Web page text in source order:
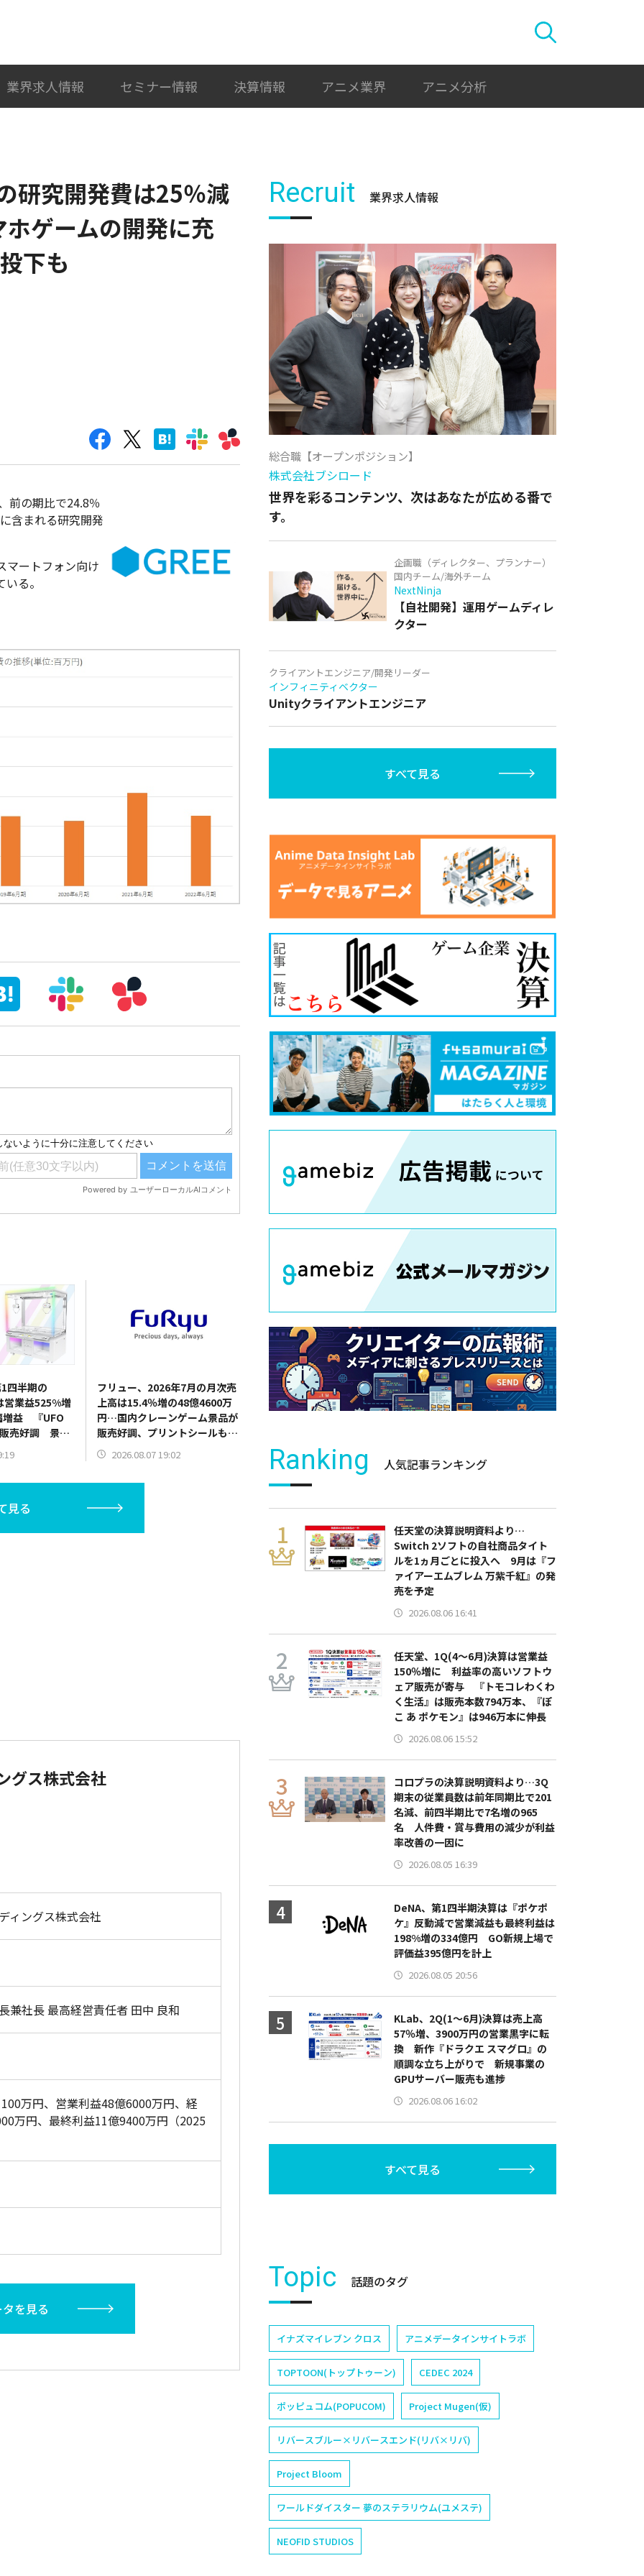
業界求人情報 セミナー情報 決算情報 アニメ業界 アニメ分析
研究開発費は25％減
ゲームの開発に充
下も
前の期比で24.8％
含まれる研究開発
マートフォン向け
る。
四半期の
営業益525%増
増益 『UFO
販売好調 景品
フリュー、2026年7月の月次売
上高は15.4％増の48億4600万
円…国内クレーンゲーム景品が
販売好調、プリントシールも新
機種発売で伸長
2026.08.07 19:02
見る
グス株式会社
ィングス株式会社
兼社長 最高経営責任者 田中 良和
万円、営業利益48億6000万円、経
万円、最終利益11億9400万円（2025
を見る
Recruit 業界求人情報
総合職【オープンポジション】
株式会社ブシロード
世界を彩るコンテンツ、次はあなたが広める番で
す。
企画職（ディレクター、プランナー）
国内チーム/海外チーム
NextNinja
【自社開発】運用ゲームディレ
クター
クライアントエンジニア/開発リーダー
インフィニティベクター
Unityクライアントエンジニア
すべて見る
Ranking 人気記事ランキング
任天堂の決算説明資料より…
Switch 2ソフトの自社商品タイト
ルを1ヵ月ごとに投入へ 9月は『フ
ァイアーエムブレム 万紫千紅』の発
売を予定
2026.08.06 16:41
任天堂、1Q(4～6月)決算は営業益
150％増に 利益率の高いソフトウ
ェア販売が寄与 『トモコレわくわ
く生活』は販売本数794万本、『ぽ
こ あ ポケモン』は946万本に伸長
2026.08.06 15:52
コロプラの決算説明資料より…3Q
期末の従業員数は前年同期比で201
名減、前四半期比で7名増の965
名 人件費・賞与費用の減少が利益
率改善の一因に
2026.08.05 16:39
DeNA、第1四半期決算は『ポケポ
ケ』反動減で営業減益も最終利益は
198%増の334億円 GO新規上場で
評価益395億円を計上
2026.08.05 20:56
KLab、2Q(1～6月)決算は売上高
57％増、3900万円の営業黒字に転
換 新作『ドラクエ スマグロ』の
順調な立ち上がりで 新規事業の
GPUサーバー販売も進捗
2026.08.06 16:02
すべて見る
Topic 話題のタグ
イナズマイレブン クロス アニメデータインサイトラボ
TOPTOON(トップトゥーン) CEDEC 2024
ポッピュコム(POPUCOM) Project Mugen(仮)
リバースブルー×リバースエンド(リバ×リバ)
Project Bloom
ワールドダイスター 夢のステラリウム(ユメステ)
NEOFID STUDIOS